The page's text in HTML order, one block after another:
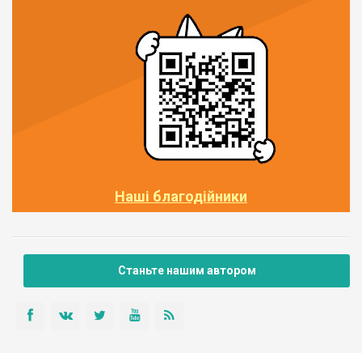
Наші благодійники
Станьте нашим автором